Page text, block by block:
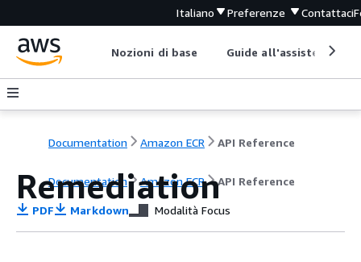
Italiano Preferenze Contattaci
Nozioni di base Guide all'assistenza
Documentation Amazon ECR API Reference
Documentation Amazon ECR API Reference
Remediation
PDF Markdown Modalità Focus